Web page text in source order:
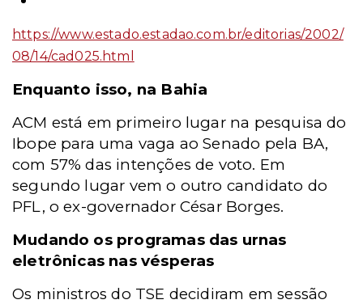
https://www.estado.estadao.com.br/editorias/2002/
08/14/cad025.html
Enquanto isso, na Bahia
ACM está em primeiro lugar na pesquisa do
Ibope para uma vaga ao Senado pela BA,
com 57% das intenções de voto. Em
segundo lugar vem o outro candidato do
PFL, o ex-governador César Borges.
Mudando os programas das urnas
eletrônicas nas vésperas
Os ministros do TSE decidiram em sessão